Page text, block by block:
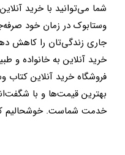
شما می‌توانید با خرید
وستابوک در زمان خود
جاری زندگی‌تان را کاهش
خرید آنلاین به خانواده
فروشگاه خرید آنلاین کتاب
بهترین قیمت‌ها و با
خدمت شماست. خوشحالیم